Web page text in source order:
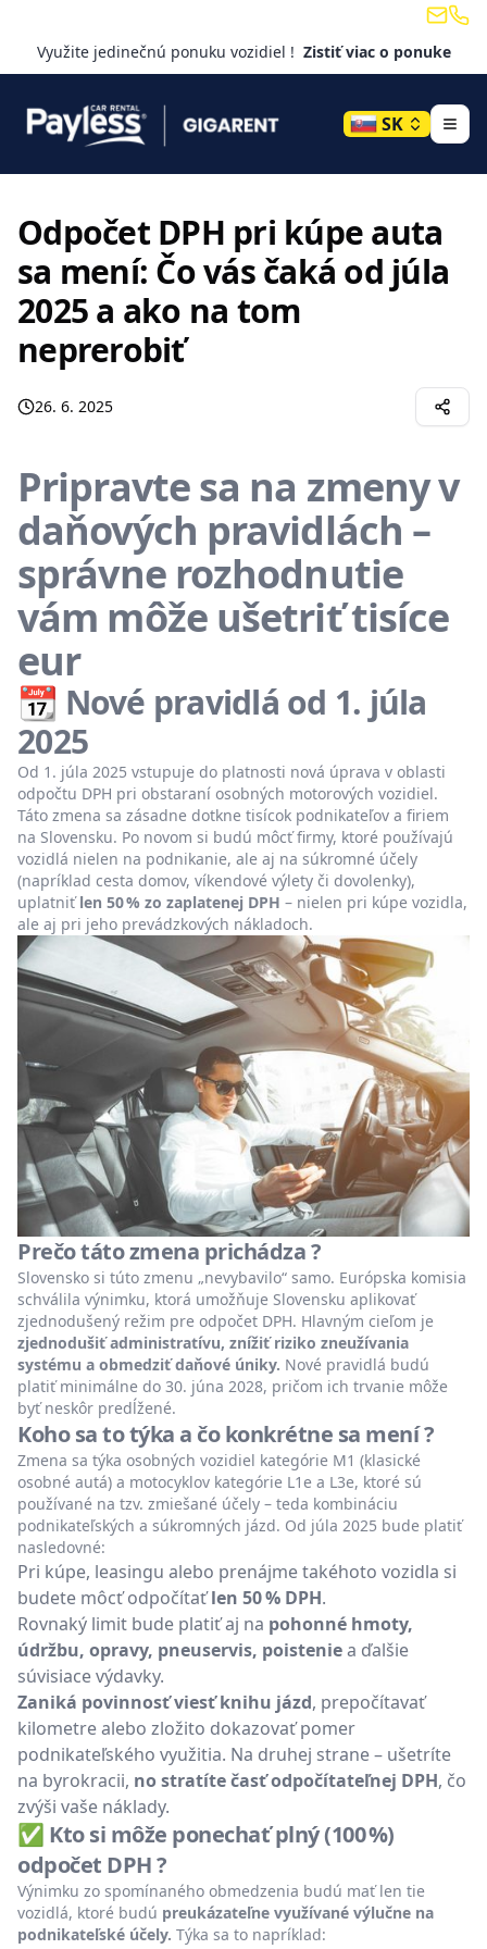
Email
Využite jedinečnú ponuku vozidiel ! Zistiť viac o ponuke
SK
Odpočet DPH pri kúpe auta
sa mení: Čo vás čaká od júla
2025 a ako na tom
neprerobiť
26. 6. 2025
Pripravte sa na zmeny v
daňových pravidlách –
správne rozhodnutie
vám môže ušetriť tisíce
eur
📆 Nové pravidlá od 1. júla
2025
Od 1. júla 2025 vstupuje do platnosti nová úprava v oblasti
odpočtu DPH pri obstaraní osobných motorových vozidiel.
Táto zmena sa zásadne dotkne tisícok podnikateľov a firiem
na Slovensku. Po novom si budú môcť firmy, ktoré používajú
vozidlá nielen na podnikanie, ale aj na súkromné účely
(napríklad cesta domov, víkendové výlety či dovolenky),
uplatniťlen 50 % zo zaplatenej DPH – nielen pri kúpe vozidla,
ale aj pri jeho prevádzkových nákladoch.
Prečo táto zmena prichádza ?
Slovensko si túto zmenu „nevybavilo“ samo. Európska komisia
schválila výnimku, ktorá umožňuje Slovensku aplikovať
zjednodušený režim pre odpočet DPH. Hlavným cieľom je
zjednodušiť administratívu, znížiť riziko zneužívania
systému a obmedziť daňové úniky. Nové pravidlá budú
platiť minimálne do 30. júna 2028, pričom ich trvanie môže
byť neskôr predĺžené.
Koho sa to týka a čo konkrétne sa mení ?
Zmena sa týka osobných vozidiel kategórie M1 (klasické
osobné autá) a motocyklov kategórie L1e a L3e, ktoré sú
používané na tzv. zmiešané účely – teda kombináciu
podnikateľských a súkromných jázd. Od júla 2025 bude platiť
nasledovné:
Pri kúpe, leasingu alebo prenájme takéhoto vozidla si
budete môcť odpočítaťlen 50 % DPH.
Rovnaký limit bude platiť aj na pohonné hmoty,
údržbu, opravy, pneuservis, poisteniea ďalšie
súvisiace výdavky.
Zaniká povinnosť viesť knihu jázd, prepočítavať
kilometre alebo zložito dokazovať pomer
podnikateľského využitia. Na druhej strane – ušetríte
na byrokracii, no stratíte časť odpočítateľnej DPH, čo
zvýši vaše náklady.
✅ Kto si môže ponechať plný (100 %)
odpočet DPH ?
Výnimku zo spomínaného obmedzenia budú mať len tie
vozidlá, ktoré budú preukázateľne využívané výlučne na
podnikateľské účely. Týka sa to napríklad: